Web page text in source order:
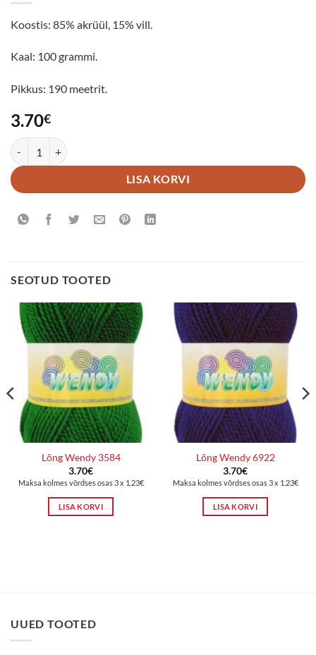
Koostis: 85% akrüül, 15% vill.
Kaal: 100 grammi.
Pikkus: 190 meetrit.
3.70€
Lõng Wendy 6683 kogus
LISA KORVI
SEOTUD TOOTED
Lõng Wendy 3584
3.70€
Maksa kolmes võrdses osas 3 x 1.23€
LISA KORVI
Lõng Wendy 6922
3.70€
Maksa kolmes võrdses osas 3 x 1.23€
LISA KORVI
UUED TOOTED